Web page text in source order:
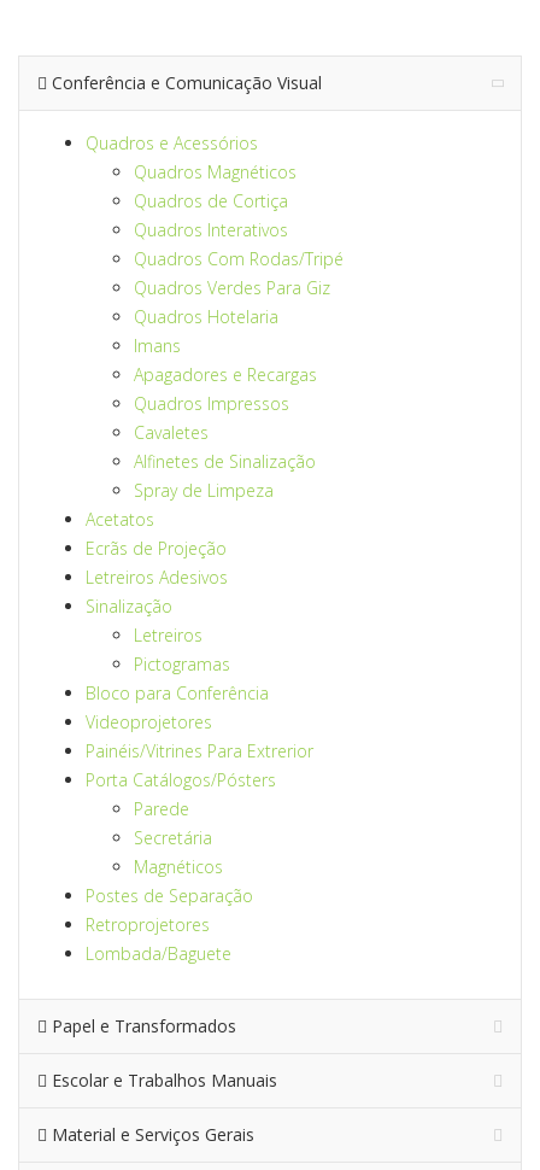
Conferência e Comunicação Visual
Quadros e Acessórios
Quadros Magnéticos
Quadros de Cortiça
Quadros Interativos
Quadros Com Rodas/Tripé
Quadros Verdes Para Giz
Quadros Hotelaria
Imans
Apagadores e Recargas
Quadros Impressos
Cavaletes
Alfinetes de Sinalização
Spray de Limpeza
Acetatos
Ecrãs de Projeção
Letreiros Adesivos
Sinalização
Letreiros
Pictogramas
Bloco para Conferência
Videoprojetores
Painéis/Vitrines Para Extrerior
Porta Catálogos/Pósters
Parede
Secretária
Magnéticos
Postes de Separação
Retroprojetores
Lombada/Baguete
Papel e Transformados
Escolar e Trabalhos Manuais
Material e Serviços Gerais